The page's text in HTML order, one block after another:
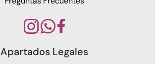
Apartados Legales